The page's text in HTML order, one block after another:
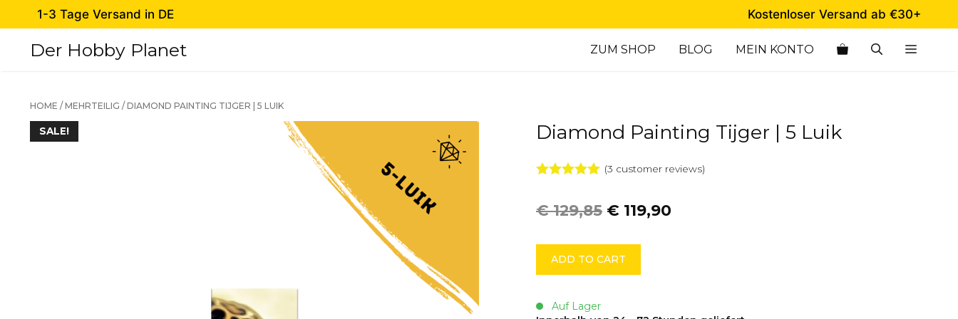
Inhalt
springen
Kostenloser Versand ab €30+
1-3 Tage Versand in DE
Der Hobby Planet ZUM SHOP BLOG MEIN KONTO
HOME / MEHRTEILIG / DIAMOND PAINTING TIJGER | 5 LUIK
SALE! Diamond Painting Tijger | 5 Luik
(3 customer reviews)
€129,85 € 119,90
|
ADD TO CART
Auf Lager
|
Luik